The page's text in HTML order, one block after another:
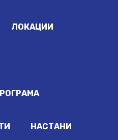
ЛОКАЦИИ
НАСТАНИ